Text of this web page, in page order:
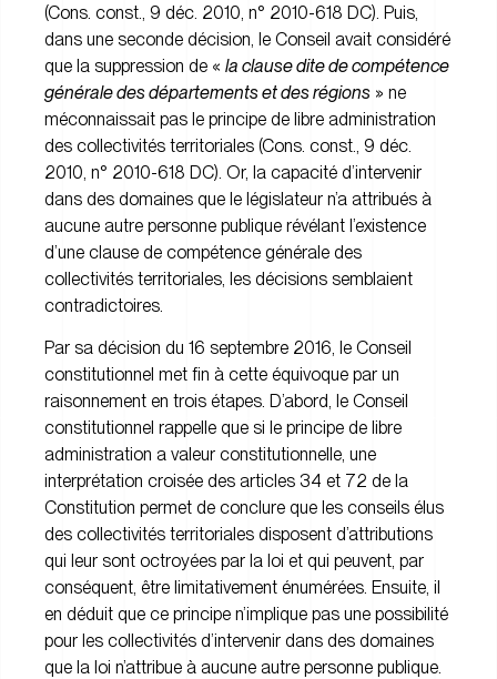
(Cons. const., 9 déc. 2010, n° 2010-618 DC). Puis,
dans une seconde décision, le Conseil avait considéré
que la suppression de « la clause dite de compétence
générale des départements et des régions » ne
méconnaissait pas le principe de libre administration
des collectivités territoriales (Cons. const., 9 déc.
2010, n° 2010-618 DC). Or, la capacité d’intervenir
dans des domaines que le législateur n’a attribués à
aucune autre personne publique révélant l’existence
d’une clause de compétence générale des
collectivités territoriales, les décisions semblaient
contradictoires.
Par sa décision du 16 septembre 2016, le Conseil
constitutionnel met fin à cette équivoque par un
raisonnement en trois étapes. D’abord, le Conseil
constitutionnel rappelle que si le principe de libre
administration a valeur constitutionnelle, une
interprétation croisée des articles 34 et 72 de la
Constitution permet de conclure que les conseils élus
des collectivités territoriales disposent d’attributions
qui leur sont octroyées par la loi et qui peuvent, par
conséquent, être limitativement énumérées. Ensuite, il
en déduit que ce principe n’implique pas une possibilité
pour les collectivités d’intervenir dans des domaines
que la loi n’attribue à aucune autre personne publique.